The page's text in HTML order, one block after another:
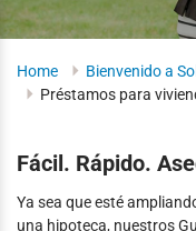
Home
Bienvenido a
Préstamos para
Fácil. Rápido.
Ya sea que esté
una hipoteca, nuestros